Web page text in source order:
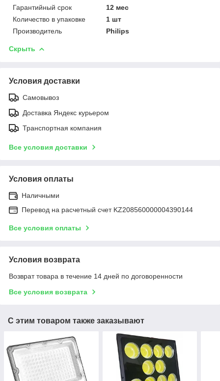
Гарантийный срок
12 мес
Количество в упаковке
1 шт
Производитель
Philips
Скрыть
Условия доставки
Самовывоз
Доставка Яндекс курьером
Транспортная компания
Все условия доставки
Условия оплаты
Наличными
Перевод на расчетный счет KZ208560000004390144
Все условия оплаты
Условия возврата
Возврат товара в течение 14 дней по договоренности
Все условия возврата
С этим товаром также заказывают